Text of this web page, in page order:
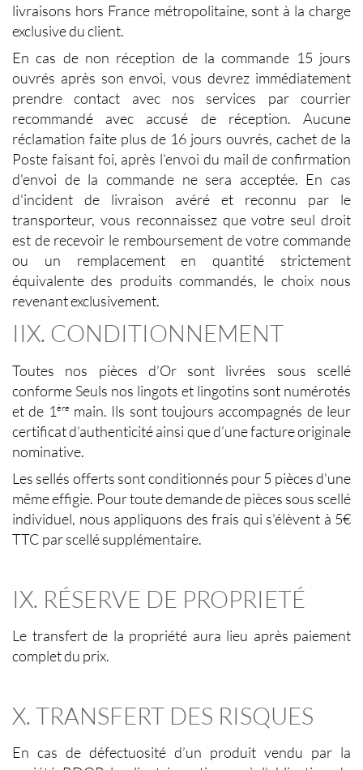
livraisons hors France métropolitaine, sont à la charge
exclusive du client.
En cas de non réception de la commande 15 jours
ouvrés après son envoi, vous devrez immédiatement
prendre contact avec nos services par courrier
recommandé avec accusé de réception. Aucune
réclamation faite plus de 16 jours ouvrés, cachet de la
Poste faisant foi, après l’envoi du mail de confirmation
d'envoi de la commande ne sera acceptée. En cas
d'incident de livraison avéré et reconnu par le
transporteur, vous reconnaissez que votre seul droit
est de recevoir le remboursement de votre commande
ou un remplacement en quantité strictement
équivalente des produits commandés, le choix nous
revenant exclusivement.
IIX. CONDITIONNEMENT
Toutes nos pièces d’Or sont livrées sous scellé
conforme Seuls nos lingots et lingotins sont numérotés
et de 1 ère main. Ils sont toujours accompagnés de leur
certificat d’authenticité ainsi que d’une facture originale
nominative.
Les sellés offerts sont conditionnés pour 5 pièces d'une
même effigie. Pour toute demande de pièces sous scellé
individuel, nous appliquons des frais qui s'élèvent à 5€
TTC par scellé supplémentaire.
IX. RÉSERVE DE PROPRIETÉ
Le transfert de la propriété aura lieu après paiement
complet du prix.
X. TRANSFERT DES RISQUES
En cas de défectuosité d’un produit vendu par la